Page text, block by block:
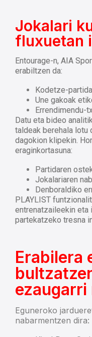
Jokalari
fluxuetan
Entourage-n, AIA
erabiltzen da:
Kodetze-
Une gakoak
Errendimendu-
Datu eta bideo
taldeak berehala
dagokion klipekin.
eraginkortasuna:
Partidaren
Jokalariaren
Denboraldiko
PLAYLIST
entrenatzaileekin eta
partekatzeko tresna
Erabilera
ezaugarri
Eguneroko
nabarmentzen dira: